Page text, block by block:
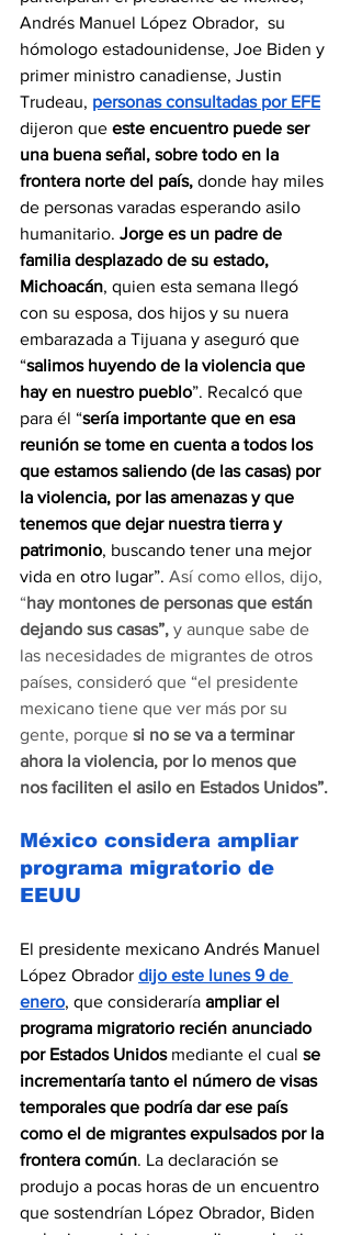
Andrés Manuel López Obrador,  su
hómologo estadounidense, Joe Biden y
primer ministro canadiense, Justin
Trudeau, personas consultadas por EFE
dijeron que este encuentro puede ser
una buena señal, sobre todo en la
frontera norte del país, donde hay miles
de personas varadas esperando asilo
humanitario. Jorge es un padre de
familia desplazado de su estado,
Michoacán, quien esta semana llegó
con su esposa, dos hijos y su nuera
embarazada a Tijuana y aseguró que
“salimos huyendo de la violencia que
hay en nuestro pueblo”. Recalcó que
para él “sería importante que en esa
reunión se tome en cuenta a todos los
que estamos saliendo (de las casas) por
la violencia, por las amenazas y que
tenemos que dejar nuestra tierra y
patrimonio, buscando tener una mejor
vida en otro lugar”. Así como ellos, dijo,
“hay montones de personas que están
dejando sus casas”, y aunque sabe de
las necesidades de migrantes de otros
países, consideró que “el presidente
mexicano tiene que ver más por su
gente, porque si no se va a terminar
ahora la violencia, por lo menos que
nos faciliten el asilo en Estados Unidos”.
México considera ampliar
programa migratorio de
EEUU
El presidente mexicano Andrés Manuel
López Obrador dijo este lunes 9 de
enero, que consideraría ampliar el
programa migratorio recién anunciado
por Estados Unidos mediante el cual se
incrementaría tanto el número de visas
temporales que podría dar ese país
como el de migrantes expulsados por la
frontera común. La declaración se
produjo a pocas horas de un encuentro
que sostendrían López Obrador, Biden